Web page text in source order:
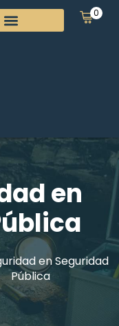
0
en
en Seguridad
Pública